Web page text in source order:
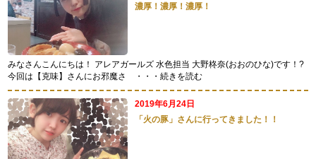
濃厚！濃厚！濃厚！
みなさんこんにちは！ アレアガールズ 水色担当 大野柊奈(おおのひな)です！?
今回は【克味】さんにお邪魔さ
・・・続きを読む
2019年6月24日
「火の豚」さんに行ってきました！！